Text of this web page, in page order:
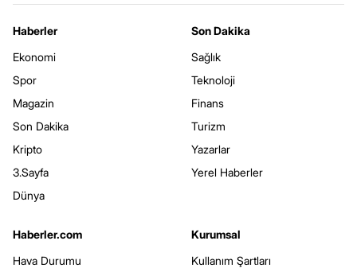
Haberler
Ekonomi
Spor
Magazin
Son Dakika
Kripto
3.Sayfa
Dünya
Son Dakika
Sağlık
Teknoloji
Finans
Turizm
Yazarlar
Yerel Haberler
Haberler.com
Hava Durumu
Kurumsal
Kullanım Şartları